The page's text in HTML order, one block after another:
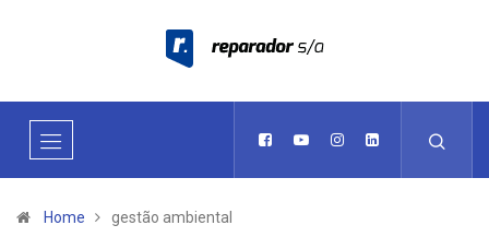
Home gestão ambiental